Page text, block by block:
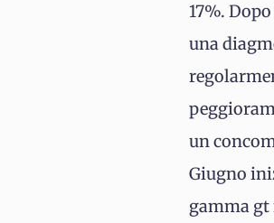
17%.
una
un
Giugno
gamma